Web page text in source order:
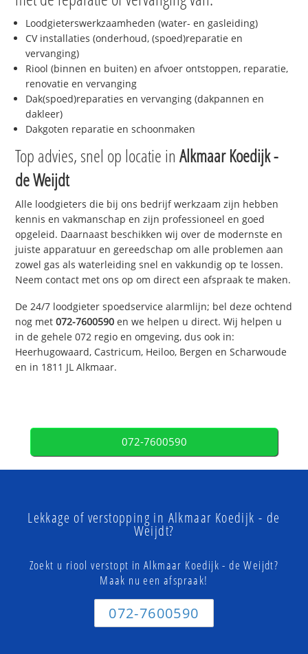
Loodgieterswerkzaamheden (water- en gasleiding)
CV installaties (onderhoud, (spoed)reparatie en
vervanging)
Riool (binnen en buiten) en afvoer ontstoppen, reparatie,
renovatie en vervanging
Dak(spoed)reparaties en vervanging (dakpannen en
dakleer)
Dakgoten reparatie en schoonmaken
Top advies, snel op locatie inAlkmaar Koedijk -
de Weijdt
Alle loodgieters die bij ons bedrijf werkzaam zijn hebben
kennis en vakmanschap en zijn professioneel en goed
opgeleid. Daarnaast beschikken wij over de modernste en
juiste apparatuur en gereedschap om alle problemen aan
zowel gas als waterleiding snel en vakkundig op te lossen.
Neem contact met ons op om direct een afspraak te maken.
De 24/7 loodgieter spoedservice alarmlijn; bel deze ochtend
nog met072-7600590 en we helpen u direct. Wij helpen u
in de gehele 072 regio en omgeving, dus ook in:
Heerhugowaard, Castricum, Heiloo, Bergen en Scharwoude
en in 1811 JL Alkmaar.
072-7600590
Lekkage of verstopping in Alkmaar Koedijk - de
Weijdt?
Zoekt u riool verstopt in Alkmaar Koedijk - de Weijdt?
Maak nu een afspraak!
072-7600590